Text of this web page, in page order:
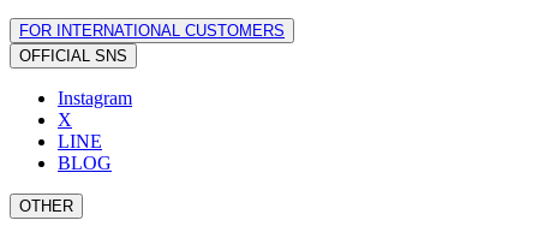
FOR INTERNATIONAL CUSTOMERS
OFFICIAL SNS
Instagram
X
LINE
BLOG
OTHER